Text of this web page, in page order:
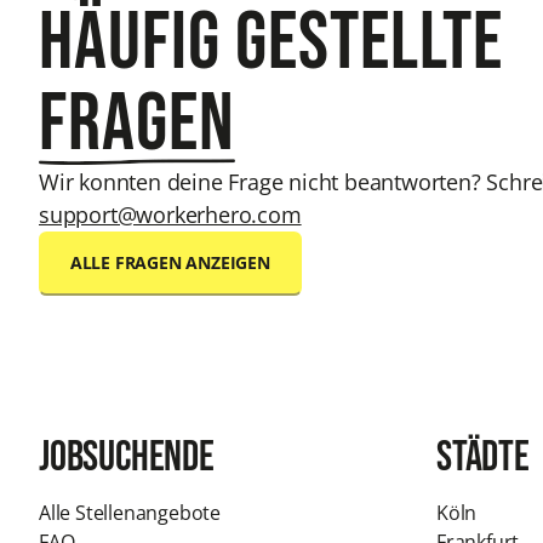
Häufig gestellte
Fragen
Wir konnten deine Frage nicht beantworten?
support@workerhero.com
ALLE FRAGEN ANZEIGEN
Jobsuchende
Alle Stellenangebote
Städte
Köln